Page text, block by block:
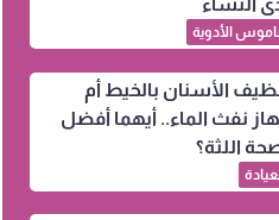
النساء
الأدوية
الأسنان بالخيط أم
نفث الماء.. أيهما أفضل
اللثة؟